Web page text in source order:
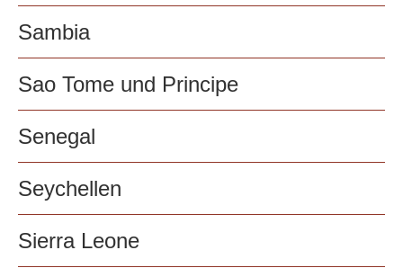
Sambia
Sao Tome und Principe
Senegal
Seychellen
Sierra Leone